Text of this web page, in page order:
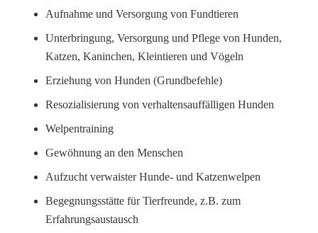
Aufnahme und Versorgung von Fundtieren
Unterbringung, Versorgung und Pflege von Hunden,
Katzen, Kaninchen, Kleintieren und Vögeln
Erziehung von Hunden (Grundbefehle)
Resozialisierung von verhaltensauffälligen Hunden
Welpentraining
Gewöhnung an den Menschen
Aufzucht verwaister Hunde- und Katzenwelpen
Begegnungsstätte für Tierfreunde, z.B. zum
Erfahrungsaustausch